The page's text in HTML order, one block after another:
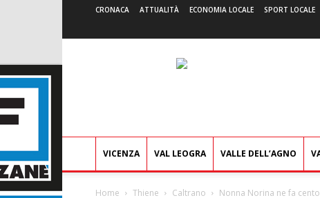
CRONACA ATTUALITÀ ECONOMIA LOCALE SPORT LOCALE
VICENZA VAL LEOGRA VALLE DELL’AGNO
Home Thiene Caltrano Nonna Norina ne fa